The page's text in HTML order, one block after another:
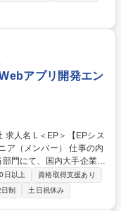
【業務内容】
発 ■機能の保守改修、
等のタスクマネジメント
方針であり、要件を標
、ServiceClo
発・保守/リモート可
アプリ開発エン
ンバー） 仕事の内
門にて、国内大手企業向
で、メンバーとして以
ケーションシステムの上
日以上
資格取得支援あり
制 土日祝休み